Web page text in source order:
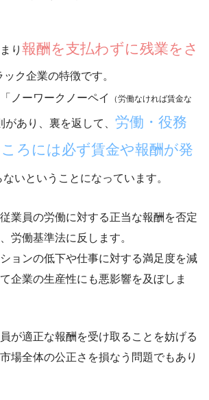
り 報酬を支払わずに残業をさ
ック企業の特徴です。
ノーワークノーペイ
（労働なければ賃金な
があり、裏を返して、 労働・役務
ろには必ず賃金や報酬が発
いということになっています。
業員の労働に対する正当な報酬を否定
労働基準法に反します。
ョンの低下や仕事に対する満足度を減
企業の生産性にも悪影響を及ぼしま
が適正な報酬を受け取ることを妨げる
場全体の公正さを損なう問題でもあり